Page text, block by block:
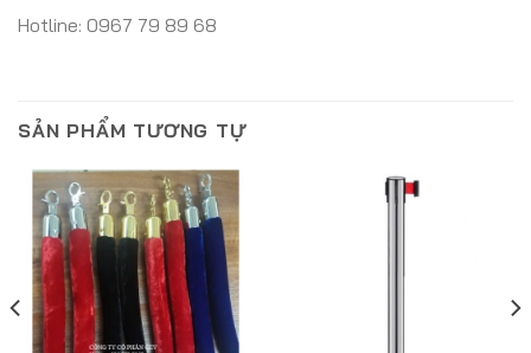
Hotline: 0967 79 89 68
SẢN PHẨM TƯƠNG TỰ